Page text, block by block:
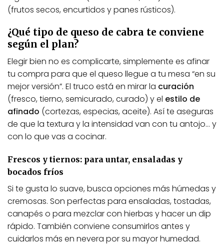
(frutos secos, encurtidos y panes rústicos).
¿Qué tipo de queso de cabra te conviene
según el plan?
Elegir bien no es complicarte, simplemente es afinar
tu compra para que el queso llegue a tu mesa “en su
mejor versión”. El truco está en mirar la curación
(fresco, tierno, semicurado, curado) y el estilo de
afinado (cortezas, especias, aceite). Así te aseguras
de que la textura y la intensidad van con tu antojo… y
con lo que vas a cocinar.
Frescos y tiernos: para untar, ensaladas y
bocados fríos
Si te gusta lo suave, busca opciones más húmedas y
cremosas. Son perfectas para ensaladas, tostadas,
canapés o para mezclar con hierbas y hacer un dip
rápido. También conviene consumirlos antes y
cuidarlos más en nevera por su mayor humedad.